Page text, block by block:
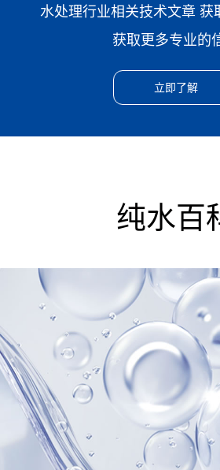
水处理行业相关技术文章 获
获取更多专业的
立即了解
纯水百